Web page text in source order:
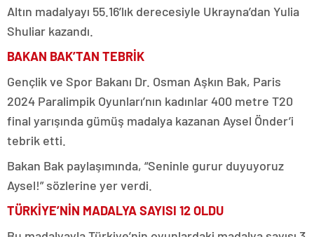
Altın madalyayı 55.16’lık derecesiyle Ukrayna’dan Yulia
Shuliar kazandı.
BAKAN BAK’TAN TEBRİK
Gençlik ve Spor Bakanı Dr. Osman Aşkın Bak, Paris
2024 Paralimpik Oyunları’nın kadınlar 400 metre T20
final yarışında gümüş madalya kazanan Aysel Önder’i
tebrik etti.
Bakan Bak paylaşımında, “Seninle gurur duyuyoruz
Aysel!” sözlerine yer verdi.
TÜRKİYE’NİN MADALYA SAYISI 12 OLDU